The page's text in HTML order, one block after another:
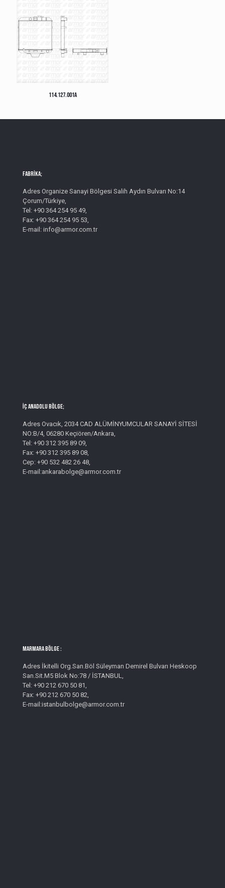
114.127.001A
Fabrika;
Adres Organize Sanayi Bölgesi Salih Aydın Bulvarı No:14
Çorum/Türkiye,
Tel: +90 364 254 95 49,
Fax: +90 364 254 95 53,
E-mail: info@armor.com.tr
İç Anadolu Bölge;
Adres Ovacık, 2034 CAD ALÜMİNYUMCULAR SANAYİ SİTESİ
NO:B/4, 06280 Keçiören/Ankara,
Tel: +90 312 395 89 09,
Fax: +90 312 395 89 08,
Cep: +90 532 482 26 48,
E-mail:ankarabolge@armor.com.tr
MARMARA BÖLGE :
Adres İkitelli Org.San.Böl Süleyman Demirel Bulvarı Heskoop
San.Sit.M5 Blok No:78 / İSTANBUL,
Tel: +90 212 670 50 81,
Fax: +90 212 670 50 82,
E-mail:istanbulbolge@armor.com.tr